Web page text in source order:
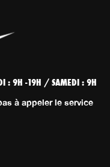
: 9H -19H / SAMEDI : 9H
à appeler le service